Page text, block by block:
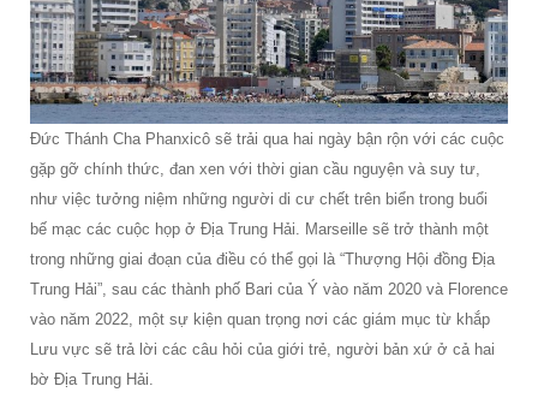
Đức Thánh Cha Phanxicô sẽ trải qua hai ngày bận rộn với các cuộc
gặp gỡ chính thức, đan xen với thời gian cầu nguyện và suy tư,
như việc tưởng niệm những người di cư chết trên biển trong buổi
bế mạc các cuộc họp ở Địa Trung Hải. Marseille sẽ trở thành một
trong những giai đoạn của điều có thể gọi là “Thượng Hội đồng Địa
Trung Hải”, sau các thành phố Bari của Ý vào năm 2020 và Florence
vào năm 2022, một sự kiện quan trọng nơi các giám mục từ khắp
Lưu vực sẽ trả lời các câu hỏi của giới trẻ, người bản xứ ở cả hai
bờ Địa Trung Hải.